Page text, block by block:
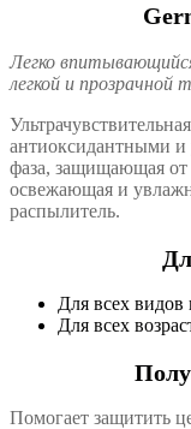
Легко
легкой и прозрачной
антиоксидантными
фаза, защищающая от
освежающая и
распылитель.
Для всех видов
Для всех
Помогает защитить